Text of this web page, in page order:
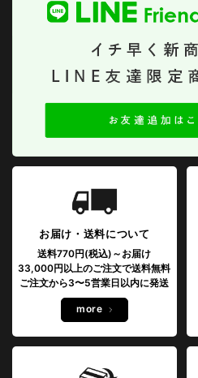
お届け・送料について
送料770円(税込)～お届け
33,000円以上のご注文で送料無料
ご注文から3〜5営業日以内に発送
more